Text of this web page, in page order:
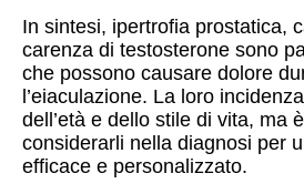
In sintesi, ipertrofia prostatica,
carenza di testosterone sono
che possono causare dolore
l’eiaculazione. La loro
dell’età e dello stile di vita, ma
considerarli nella diagnosi per
efficace e personalizzato.